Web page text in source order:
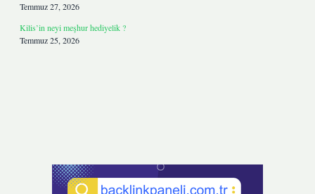
Temmuz 27, 2026
Kilis’in neyi meşhur hediyelik ?
Temmuz 25, 2026